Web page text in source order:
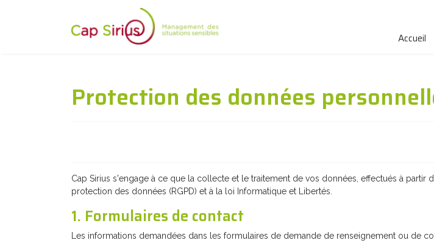
Accueil
Protection des données
Cap Sirius s'engage à ce que la collecte et le traitement de vos données, effectués à
protection des données (RGPD) et à la loi Informatique et Libertés.
1. Formulaires de contact
Les informations demandées dans les formulaires de demande de renseignement ou de